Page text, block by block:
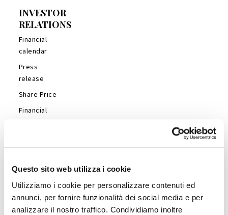
Questo sito web utilizza i cookie
Utilizziamo i cookie per personalizzare contenuti ed
annunci, per fornire funzionalità dei social media e per
analizzare il nostro traffico. Condividiamo inoltre
INVESTOR
RELATIONS
Financial
calendar
Press
release
Share Price
Financial
Presentations
Analyst’s
Company
Profile